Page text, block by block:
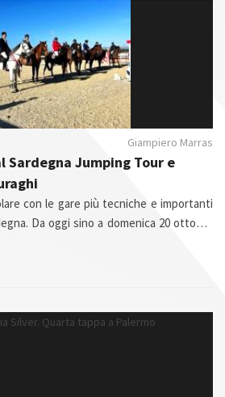
Giampiero Marras
Jumping Tour e
con le gare più tecniche e importanti
Da oggi sino a domenica 20 ottobre
Regia
A6* e la finale del Trofeo dei